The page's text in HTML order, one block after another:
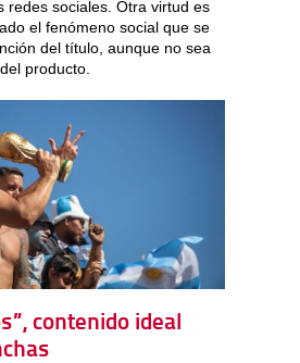
redes sociales. Otra virtud es
el fenómeno social que se
del título, aunque no sea
producto.
contenido ideal